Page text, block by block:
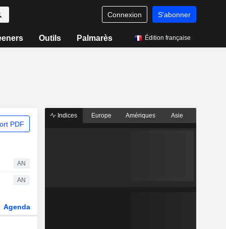
Connexion S'abonner
Outils Palmarès Édition française
PDF
AN
AN
Agenda
Indices Europe Amériques Asie